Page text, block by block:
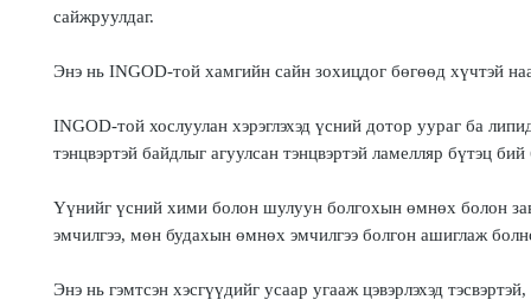
сайжруулдаг.
Энэ нь INGOD-той хамгийн сайн зохицдог бөгөөд хүчтэй
INGOD-той хослуулан хэрэглэхэд үсний дотор уураг ба
тэнцвэртэй байдлыг агуулсан тэнцвэртэй ламелляр бүтэц бий
Үүнийг үсний хими болон шулуун болгохын өмнөх болон
эмчилгээ, мөн будахын өмнөх эмчилгээ болгон ашиглаж
Энэ нь гэмтсэн хэсгүүдийг усаар угааж цэвэрлэхэд